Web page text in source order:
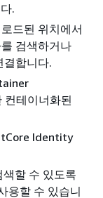
.
드된 위치에서
검색하거나
결합니다.
컨테이너화된
Identity
할 수 있도록
용할 수 있습니